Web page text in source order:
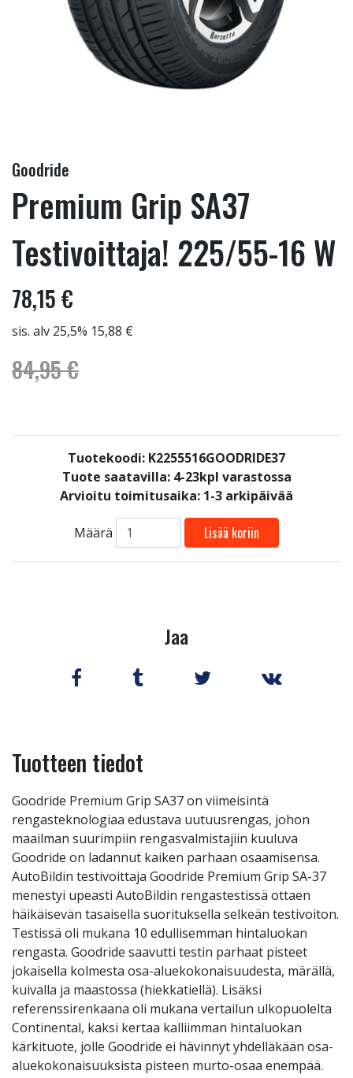
Goodride
Premium Grip SA37
Testivoittaja! 225/55-16 W
78,15 €
sis. alv 25,5% 15,88 €
84,95 €
Tuotekoodi: K2255516GOODRIDE37
Tuote saatavilla: 4-23kpl varastossa
Arvioitu toimitusaika: 1-3 arkipäivää
Määrä Lisää koriin
Jaa
Tuotteen tiedot
Goodride Premium Grip SA37 on viimeisintä
rengasteknologiaa edustava uutuusrengas, johon
maailman suurimpiin rengasvalmistajiin kuuluva
Goodride on ladannut kaiken parhaan osaamisensa.
AutoBildin testivoittaja Goodride Premium Grip SA-37
menestyi upeasti AutoBildin rengastestissä ottaen
häikäisevän tasaisella suorituksella selkeän testivoiton.
Testissä oli mukana 10 edullisemman hintaluokan
rengasta. Goodride saavutti testin parhaat pisteet
jokaisella kolmesta osa-aluekokonaisuudesta, märällä,
kuivalla ja maastossa (hiekkatiellä). Lisäksi
referenssirenkaana oli mukana vertailun ulkopuolelta
Continental, kaksi kertaa kalliimman hintaluokan
kärkituote, jolle Goodride ei hävinnyt yhdelläkään osa-
aluekokonaisuuksista pisteen murto-osaa enempää.